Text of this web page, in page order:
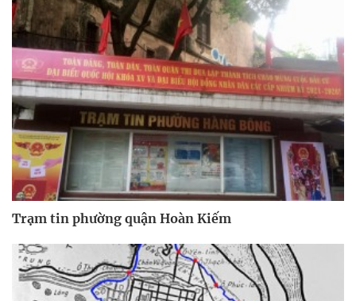
Trạm tin phường quận Hoàn Kiếm